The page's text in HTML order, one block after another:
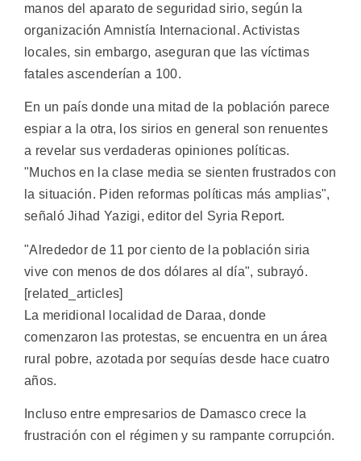
manos del aparato de seguridad sirio, según la
organización Amnistía Internacional. Activistas
locales, sin embargo, aseguran que las víctimas
fatales ascenderían a 100.
En un país donde una mitad de la población parece
espiar a la otra, los sirios en general son renuentes
a revelar sus verdaderas opiniones políticas.
"Muchos en la clase media se sienten frustrados con
la situación. Piden reformas políticas más amplias",
señaló Jihad Yazigi, editor del Syria Report.
"Alrededor de 11 por ciento de la población siria
vive con menos de dos dólares al día", subrayó.
[related_articles]
La meridional localidad de Daraa, donde
comenzaron las protestas, se encuentra en un área
rural pobre, azotada por sequías desde hace cuatro
años.
Incluso entre empresarios de Damasco crece la
frustración con el régimen y su rampante corrupción.